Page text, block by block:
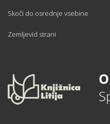
Skoči do osrednje vsebine
Zemljevid strani